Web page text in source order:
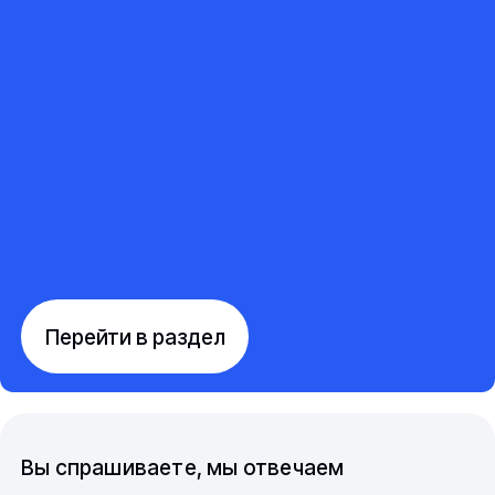
Перейти в раздел
Вы спрашиваете, мы отвечаем